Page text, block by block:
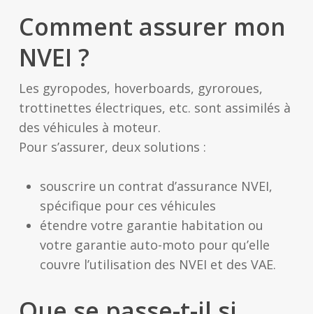
Comment assurer mon
NVEI ?
Les gyropodes, hoverboards, gyroroues,
trottinettes électriques, etc. sont assimilés à
des véhicules à moteur.
Pour s’assurer, deux solutions :
souscrire un contrat d’assurance NVEI,
spécifique pour ces véhicules
étendre votre garantie habitation ou
votre garantie auto-moto pour qu’elle
couvre l’utilisation des NVEI et des VAE.